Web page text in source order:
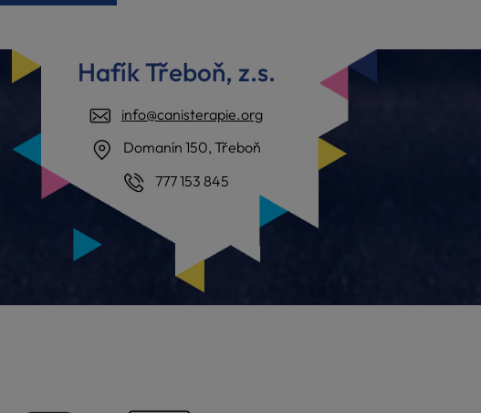
Hafík Třeboň, z.s.
info@canisterapie.org
Domanín 150, Třeboň
777 153 845